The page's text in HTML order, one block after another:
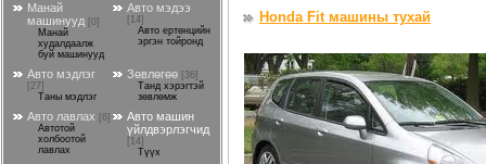
Манай
машинууд [0]
Манай
худалдаалж
буй машинууд
Авто мэдээ
[14]
Авто ертөнцийн
эргэн тойронд
Авто мэдлэг
[27]
Таны мэдлэг
Зөвлөгөө
[36]
Танд хэрэгтэй
зөвлөмж
Авто лавлах
[6]
Автотой
холбоотой
лавлах
Авто машин
үйлдвэрлэгчид
[14]
Түүх
Honda Fit машины тухай